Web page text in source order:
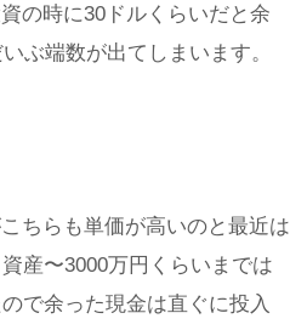
の時に30ドルくらいだと余
ぶ端数が出てしまいます。
ちらも単価が高いのと最近は
産〜3000万円くらいまでは
で余った現金は直ぐに投入